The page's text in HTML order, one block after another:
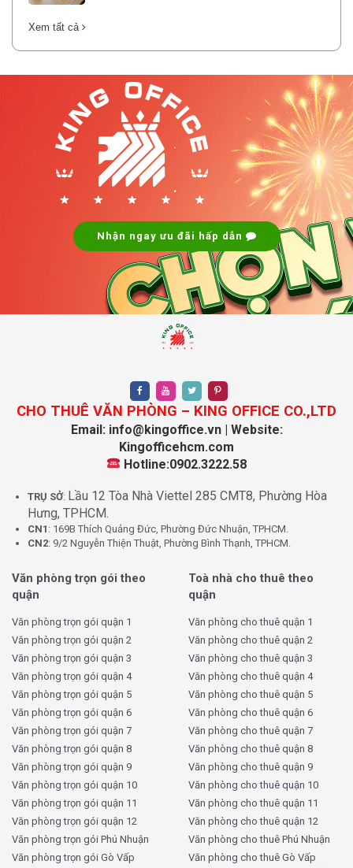
Xem tất cả
.
.
Nhận ngay ưu đãi hấp dẫn
CHO THUÊ VĂN PHÒNG – KING OFFICE CO.,LTD
Email: info@kingoffice.vn | Website:
Kingofficehcm.com
Hotline:0902.3222.58
TRỤ SỞ: Lầu 12 Tòa Nhà Viettel 285 CMT8, Phường Hòa
Hưng, TPHCM.
CN1 : 169B Thích Quảng Đức, Phường Đức Nhuận, TPHCM.
CN2: 9/2 Nguyễn Thiện Thuật, Phường Bình Thạnh, TPHCM.
Văn phòng trọn gói theo
quận
Văn phòng trọn gói quận 1
Văn phòng trọn gói quận 2
Văn phòng trọn gói quận 3
Văn phòng trọn gói quận 4
Văn phòng trọn gói quận 5
Văn phòng trọn gói quận 6
Văn phòng trọn gói quận 7
Văn phòng trọn gói quận 8
Văn phòng trọn gói quận 9
Văn phòng trọn gói quận 10
Văn phòng trọn gói quận 11
Văn phòng trọn gói quận 12
Văn phòng trọn gói Phú Nhuận
Văn phòng trọn gói Gò Vấp
Toà nhà cho thuê theo
quận
Văn phòng cho thuê quận 1
Văn phòng cho thuê quận 2
Văn phòng cho thuê quận 3
Văn phòng cho thuê quận 4
Văn phòng cho thuê quận 5
Văn phòng cho thuê quận 6
Văn phòng cho thuê quận 7
Văn phòng cho thuê quận 8
Văn phòng cho thuê quận 9
Văn phòng cho thuê quận 10
Văn phòng cho thuê quận 11
Văn phòng cho thuê quận 12
Văn phòng cho thuê Phú Nhuận
Văn phòng cho thuê Gò Vấp